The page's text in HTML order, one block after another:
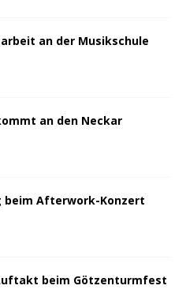
an der Musikschule
an den Neckar
beim Afterwork-Konzert
beim Götzenturmfest